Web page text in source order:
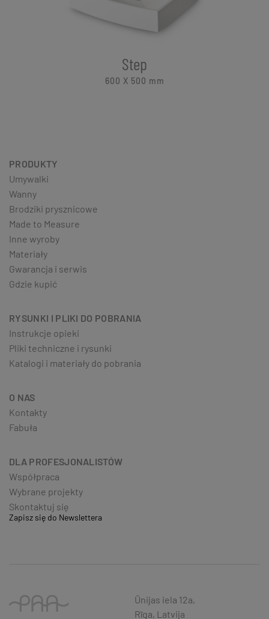
Step
600 X 500 mm
PRODUKTY
Umywalki
Wanny
Brodziki prysznicowe
Made to Measure
Inne wyroby
Materiały
Gwarancja i serwis
Gdzie kupić
RYSUNKI I PLIKI DO POBRANIA
Instrukcje opieki
Pliki techniczne i rysunki
Katalogi i materiały do pobrania
O NAS
Kontakty
Fabuła
DLA PROFESJONALISTÓW
Współpraca
Wybrane projekty
Skontaktuj się
Zapisz się do Newslettera
Ūnijas iela 12a,
Rīga, Latvija